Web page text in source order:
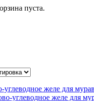
пуста.
углеводное желе для